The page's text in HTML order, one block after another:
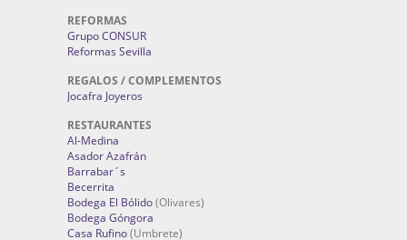
REFORMAS
Grupo CONSUR
Reformas Sevilla
REGALOS / COMPLEMENTOS
Jocafra Joyeros
RESTAURANTES
Al-Medina
Asador Azafrán
Barrabar´s
Becerrita
Bodega El Bólido(Olivares)
Bodega Góngora
Casa Rufino(Umbrete)